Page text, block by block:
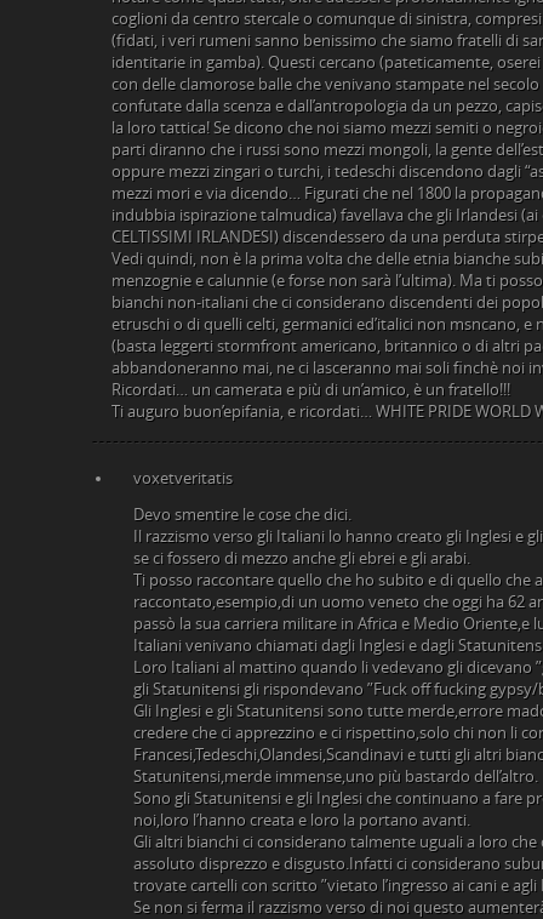
coglioni da centro stercale o comunque di sinistra,
(fidati, i veri rumeni sanno benissimo che siamo fratelli di
identitarie in gamba). Questi cercano (pateticamente,
con delle clamorose balle che venivano stampate nel
confutate dalla scenza e dall’antropologia da un pezzo,
la loro tattica! Se dicono che noi siamo mezzi semiti o
parti diranno che i russi sono mezzi mongoli, la gente
oppure mezzi zingari o turchi, i tedeschi discendono dagli
mezzi mori e via dicendo… Figurati che nel 1800 la
indubbia ispirazione talmudica) favellava che gli Irlandesi
CELTISSIMI IRLANDESI) discendessero da una perduta
Vedi quindi, non è la prima volta che delle etnia bianche
menzognie e calunnie (e forse non sarà l’ultima). Ma ti
bianchi non-italiani che ci considerano discendenti dei
etruschi o di quelli celti, germanici ed’italici non msncano, e
(basta leggerti stormfront americano, britannico o di altri
abbandoneranno mai, ne ci lasceranno mai soli finchè noi
Ricordati… un camerata e più di un’amico, è un fratello!!!
Ti auguro buon’epifania, e ricordati… WHITE PRIDE WORLD
voxetveritatis
Devo smentire le cose che dici.
Il razzismo verso gli Italiani lo hanno creato gli Inglesi e
se ci fossero di mezzo anche gli ebrei e gli arabi.
Ti posso raccontare quello che ho subito e di quello che
raccontato,esempio,di un uomo veneto che oggi ha 62
passò la sua carriera militare in Africa e Medio Oriente,e
Italiani venivano chiamati dagli Inglesi e dagli
Loro Italiani al mattino quando li vedevano gli dicevano
gli Statunitensi gli rispondevano ”Fuck off fucking gypsy/
Gli Inglesi e gli Statunitensi sono tutte merde,errore
credere che ci apprezzino e ci rispettino,solo chi non li
Francesi,Tedeschi,Olandesi,Scandinavi e tutti gli altri
Statunitensi,merde immense,uno più bastardo dell’altro.
Sono gli Statunitensi e gli Inglesi che continuano a fare
noi,loro l’hanno creata e loro la portano avanti.
Gli altri bianchi ci considerano talmente uguali a loro
assoluto disprezzo e disgusto.Infatti ci considerano
trovate cartelli con scritto ”vietato l’ingresso ai cani e agli
Se non si ferma il razzismo verso di noi questo